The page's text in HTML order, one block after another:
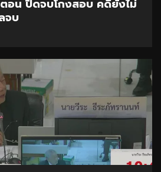
อน ปิดจบโกงสอบ คดียังไม่
จบ